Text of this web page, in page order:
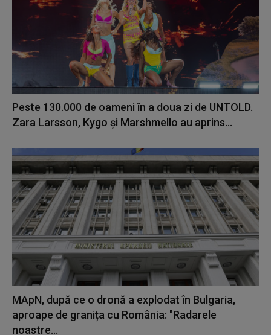
Peste 130.000 de oameni în a doua zi de UNTOLD.
Zara Larsson, Kygo și Marshmello au aprins...
MApN, după ce o dronă a explodat în Bulgaria,
aproape de granița cu România: "Radarele
noastre...